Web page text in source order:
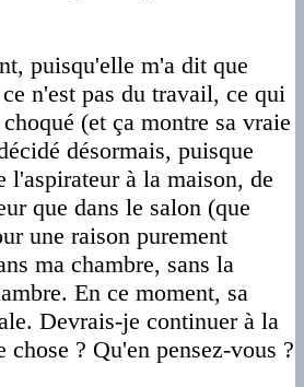
puisqu'elle m'a dit que
n'est pas du travail, ce qui
(et ça montre sa vraie
désormais, puisque
l'aspirateur à la maison, de
que dans le salon (que
une raison purement
ma chambre, sans la
En ce moment, sa
Devrais-je continuer à la
? Qu'en pensez-vous ?